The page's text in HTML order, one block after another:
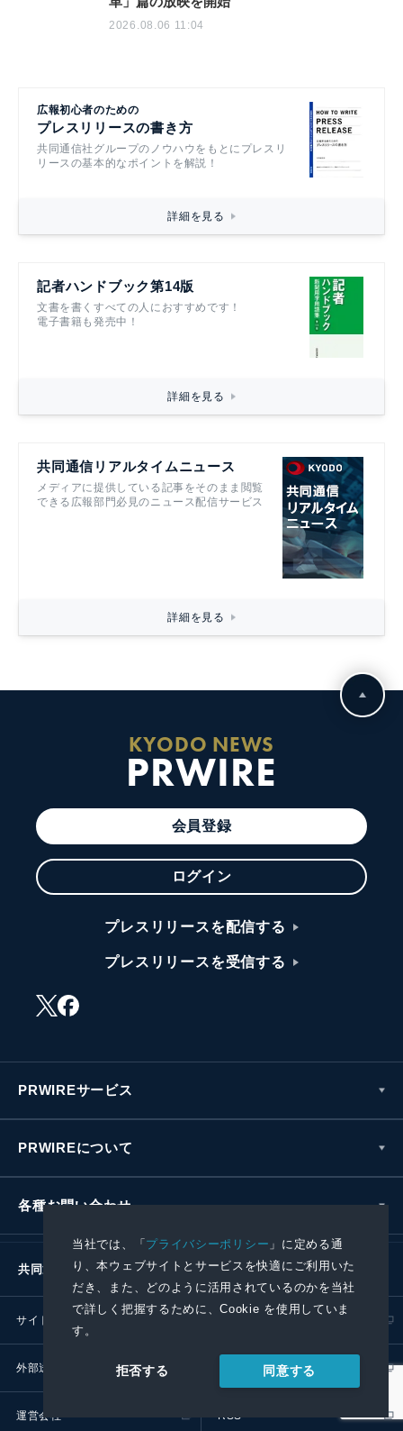
当社では、「プライバシーポリシー 」に定める通
り、本ウェブサイトとサービスを快適にご利用いた
だき、また、どのように活用されているのかを当社
で詳しく把握するために、Cookie を使用していま
す。
拒否する 同意する
2026.08.06 11:04
広報初心者のための
プレスリリースの書き方
共同通信社グループのノウハウをもとにプレスリ
リースの基本的なポイントを解説！
詳細を見る
記者ハンドブック第14版
文書を書くすべての人におすすめです！
電子書籍も発売中！
詳細を見る
共同通信リアルタイムニュース
メディアに提供している記事をそのまま閲覧
できる広報部門必見のニュース配信サービス
詳細を見る
KYODO NEWS
PRWIRE
会員登録
ログイン
プレスリリースを配信する
プレスリリースを受信する
PRWIREサービス
PRWIREについて
各種お問い合わせ
共同通信社グループ
サイトポリシー
外部送信ポリシー プレスリリース取扱基準
運営会社 RSS